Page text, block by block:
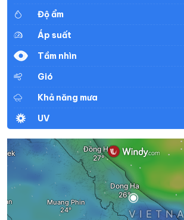
Độ ẩm
Áp suất
Tầm nhìn
Gió
Khả năng mưa
UV